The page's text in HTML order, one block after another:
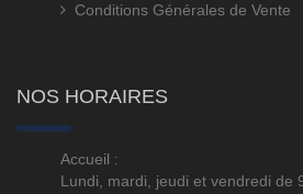
Conditions Générales de Vente
NOS HORAIRES
Accueil :
Lundi, mardi, jeudi et vendredi de